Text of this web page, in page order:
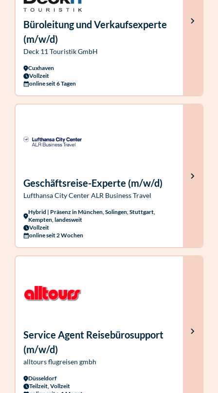
Büroleitung und Verkaufsexperte
(m/w/d)
Deck 11 Touristik GmbH
Cuxhaven
Vollzeit
online seit 6 Tagen
Geschäftsreise-Experte (m/w/d)
Lufthansa City Center ALR Business Travel
Hybrid | Präsenz in München, Solingen, Stuttgart,
Kempten, landesweit
Vollzeit
online seit 2 Wochen
Service Agent Reisebürosupport
(m/w/d)
alltours flugreisen gmbh
Düsseldorf
Teilzeit, Vollzeit